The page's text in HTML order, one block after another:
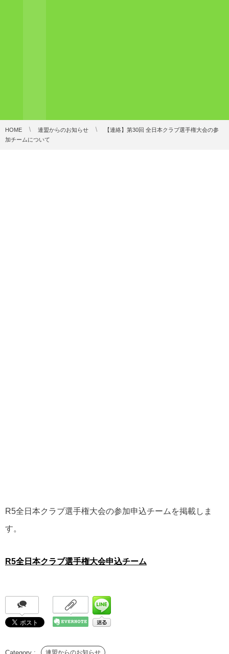
HOME 連盟からのお知らせ
【連絡】第30回 全日本クラブ選手権大会の参
加チームについて
R5全日本クラブ選手権大会の参加申込チームを掲載しま
す。
R5全日本クラブ選手権大会申込チーム